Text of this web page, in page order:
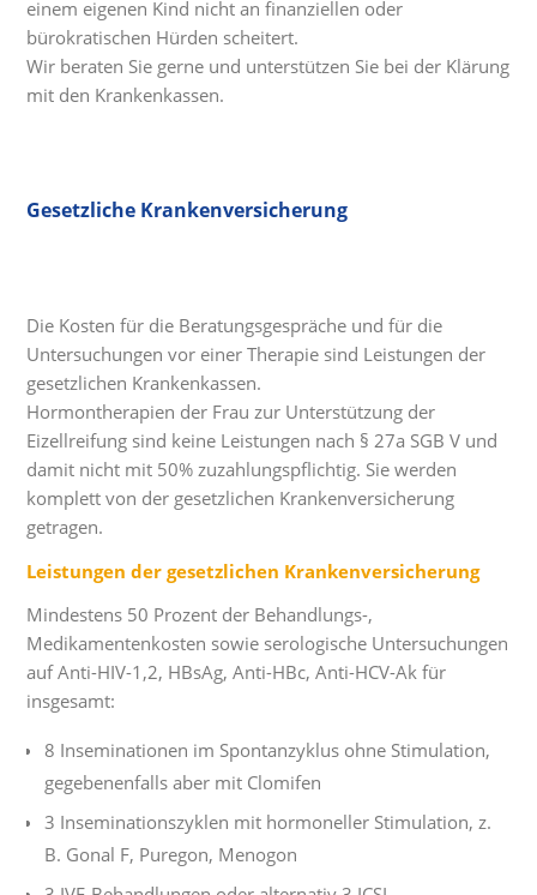
einem eigenen Kind nicht an finanziellen oder
bürokratischen Hürden scheitert.
Wir beraten Sie gerne und unterstützen Sie bei der Klärung
mit den Krankenkassen.
Gesetzliche Krankenversicherung
Die Kosten für die Beratungsgespräche und für die
Untersuchungen vor einer Therapie sind Leistungen der
gesetzlichen Krankenkassen.
Hormontherapien der Frau zur Unterstützung der
Eizellreifung sind keine Leistungen nach § 27a SGB V und
damit nicht mit 50% zuzahlungspflichtig. Sie werden
komplett von der gesetzlichen Krankenversicherung
getragen.
Leistungen der gesetzlichen Krankenversicherung
Mindestens 50 Prozent der Behandlungs-,
Medikamentenkosten sowie serologische Untersuchungen
auf Anti-HIV-1,2, HBsAg, Anti-HBc, Anti-HCV-Ak für
insgesamt:
8 Inseminationen im Spontanzyklus ohne Stimulation,
gegebenenfalls aber mit Clomifen
3 Inseminationszyklen mit hormoneller Stimulation, z.
B. Gonal F, Puregon, Menogon